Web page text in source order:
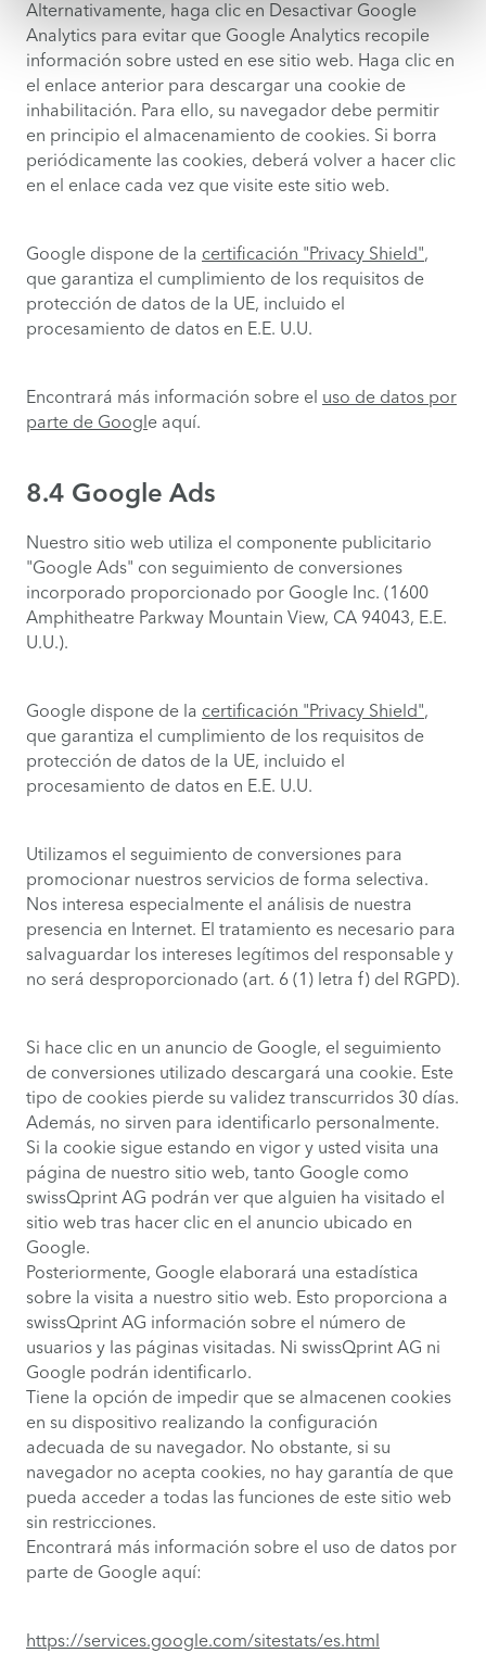
Alternativamente, haga clic en Desactivar Google
Analytics para evitar que Google Analytics recopile
información sobre usted en ese sitio web. Haga clic en
el enlace anterior para descargar una cookie de
inhabilitación. Para ello, su navegador debe permitir
en principio el almacenamiento de cookies. Si borra
periódicamente las cookies, deberá volver a hacer clic
en el enlace cada vez que visite este sitio web.
Google dispone de la certificación "Privacy Shield",
que garantiza el cumplimiento de los requisitos de
protección de datos de la UE, incluido el
procesamiento de datos en E.E. U.U.
Encontrará más información sobre el uso de datos por
parte de Google aquí.
8.4 Google Ads
Nuestro sitio web utiliza el componente publicitario
"Google Ads" con seguimiento de conversiones
incorporado proporcionado por Google Inc. (1600
Amphitheatre Parkway Mountain View, CA 94043, E.E.
U.U.).
Google dispone de la certificación "Privacy Shield",
que garantiza el cumplimiento de los requisitos de
protección de datos de la UE, incluido el
procesamiento de datos en E.E. U.U.
Utilizamos el seguimiento de conversiones para
promocionar nuestros servicios de forma selectiva.
Nos interesa especialmente el análisis de nuestra
presencia en Internet. El tratamiento es necesario para
salvaguardar los intereses legítimos del responsable y
no será desproporcionado (art. 6 (1) letra f) del RGPD).
Si hace clic en un anuncio de Google, el seguimiento
de conversiones utilizado descargará una cookie. Este
tipo de cookies pierde su validez transcurridos 30 días.
Además, no sirven para identificarlo personalmente.
Si la cookie sigue estando en vigor y usted visita una
página de nuestro sitio web, tanto Google como
swissQprint AG podrán ver que alguien ha visitado el
sitio web tras hacer clic en el anuncio ubicado en
Google.
Posteriormente, Google elaborará una estadística
sobre la visita a nuestro sitio web. Esto proporciona a
swissQprint AG información sobre el número de
usuarios y las páginas visitadas. Ni swissQprint AG ni
Google podrán identificarlo.
Tiene la opción de impedir que se almacenen cookies
en su dispositivo realizando la configuración
adecuada de su navegador. No obstante, si su
navegador no acepta cookies, no hay garantía de que
pueda acceder a todas las funciones de este sitio web
sin restricciones.
Encontrará más información sobre el uso de datos por
parte de Google aquí:
https://services.google.com/sitestats/es.html